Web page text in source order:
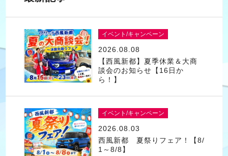
イベント/キャンペーン
2026.08.08
【西風新都】夏季休業＆大商
談会のお知らせ【16日か
ら！】
イベント/キャンペーン
2026.08.03
西風新都 夏祭りフェア！【8/
1～8/8】